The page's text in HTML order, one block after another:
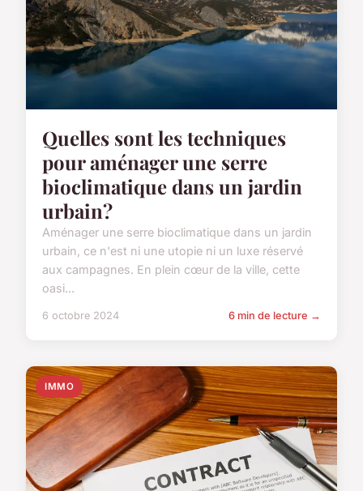
Quelles sont les techniques
pour aménager une serre
bioclimatique dans un jardin
urbain?
Aménager une serre bioclimatique dans un jardin
urbain, ce n'est ni une utopie ni un luxe réservé
aux campagnes. En plein cœur de la ville, cette
oasi...
6 octobre 2024 6 min de lecture →
IMMO